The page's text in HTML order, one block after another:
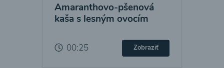
Amaranthovo-pšenová
kaša s lesným ovocím
00:25 Zobraziť